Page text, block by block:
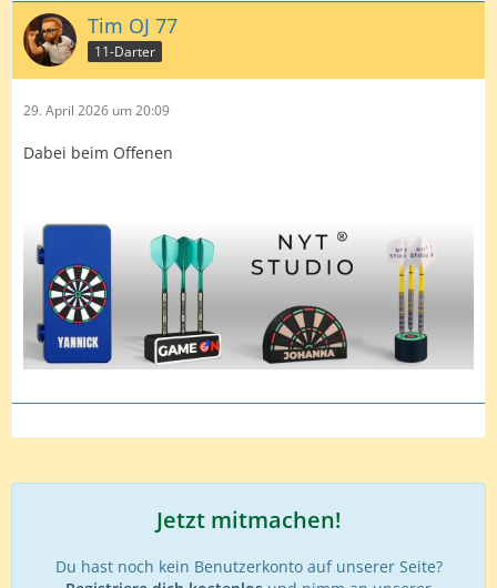
Tim OJ 77
11-Darter
29. April 2026 um 20:09
Dabei beim Offenen
Jetzt mitmachen!
Du hast noch kein Benutzerkonto auf unserer Seite?